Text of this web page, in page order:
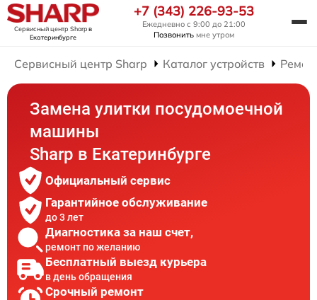
Сервисный центр Sharpв
Екатеринбурге
+7 (343) 226-93-53
Ежедневно с 9:00 до 21:00
Позвонить мне утром
Сервисный центр Sharp Каталог устройств
Замена улитки посудомоечной
машины
Sharp в Екатеринбурге
Официальный сервис
Гарантийное обслуживание
до 3 лет
Диагностика за наш счет,
ремонт по желанию
Бесплатный выезд курьера
в день обращения
Срочный ремонт